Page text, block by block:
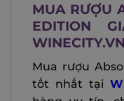
MUA RƯỢU
EDITION
WINECITY.VN
Mua rượu
tốt nhất tại